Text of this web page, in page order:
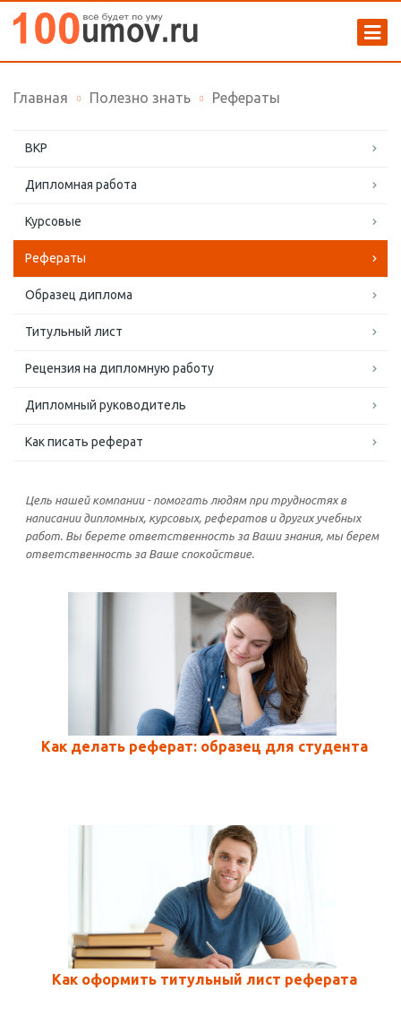
Главная Полезно знать Рефераты
ВКР
Дипломная работа
Курсовые
Рефераты
Образец диплома
Титульный лист
Рецензия на дипломную работу
Дипломный руководитель
Как писать реферат
Цель нашей компании - помогать людям при трудностях в
написании дипломных, курсовых, рефератов и других учебных
работ. Вы берете ответственность за Ваши знания, мы берем
ответственность за Ваше спокойствие.
Как делать реферат: образец для студента
Как оформить титульный лист реферата